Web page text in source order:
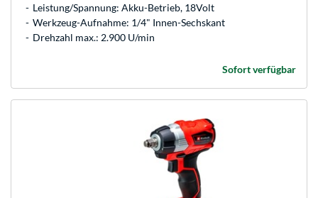
Leistung/Spannung: Akku-Betrieb, 18Volt
Werkzeug-Aufnahme: 1/4" Innen-Sechskant
Drehzahl max.: 2.900 U/min
Sofort verfügbar